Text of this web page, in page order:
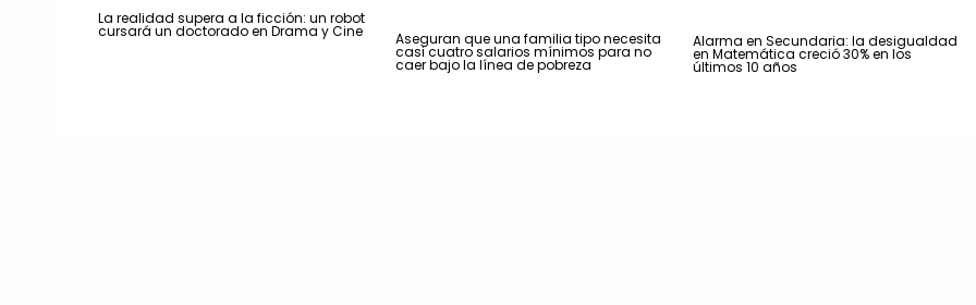
La realidad supera a la ficción: un robot
cursará un doctorado en Drama y Cine Aseguran que una familia tipo necesita
casi cuatro salarios mínimos para no
caer bajo la línea de pobreza
Alarma en Secundaria: la desigualdad
en Matemática creció 30% en los
últimos 10 años